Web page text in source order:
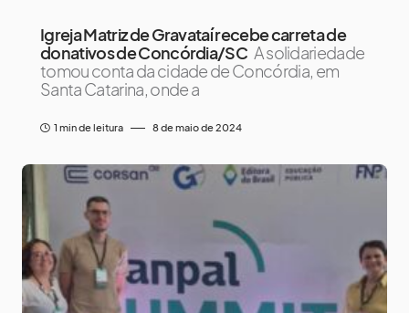
Igreja Matriz de Gravataí recebe carreta de
donativos de Concórdia/SC A solidariedade
tomou conta da cidade de Concórdia, em
Santa Catarina, onde a
1 min de leitura 8 de maio de 2024